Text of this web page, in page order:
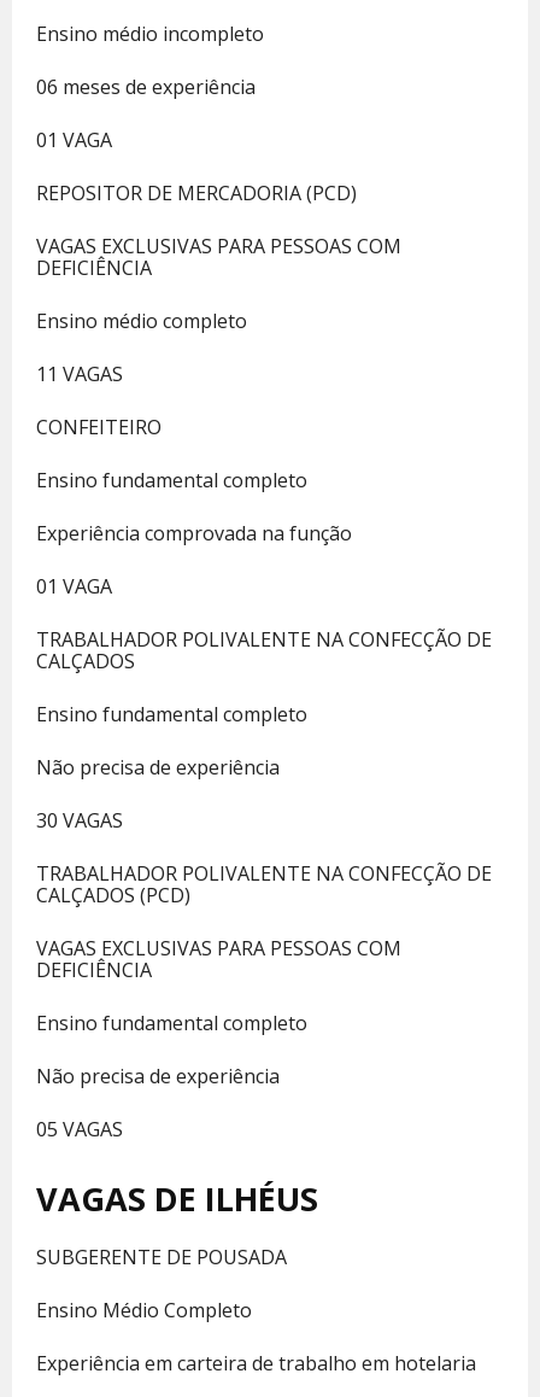
Ensino médio incompleto
06 meses de experiência
01 VAGA
REPOSITOR DE MERCADORIA (PCD)
VAGAS EXCLUSIVAS PARA PESSOAS COM
DEFICIÊNCIA
Ensino médio completo
11 VAGAS
CONFEITEIRO
Ensino fundamental completo
Experiência comprovada na função
01 VAGA
TRABALHADOR POLIVALENTE NA CONFECÇÃO DE
CALÇADOS
Ensino fundamental completo
Não precisa de experiência
30 VAGAS
TRABALHADOR POLIVALENTE NA CONFECÇÃO DE
CALÇADOS (PCD)
VAGAS EXCLUSIVAS PARA PESSOAS COM
DEFICIÊNCIA
Ensino fundamental completo
Não precisa de experiência
05 VAGAS
VAGAS DE ILHÉUS
SUBGERENTE DE POUSADA
Ensino Médio Completo
Experiência em carteira de trabalho em hotelaria